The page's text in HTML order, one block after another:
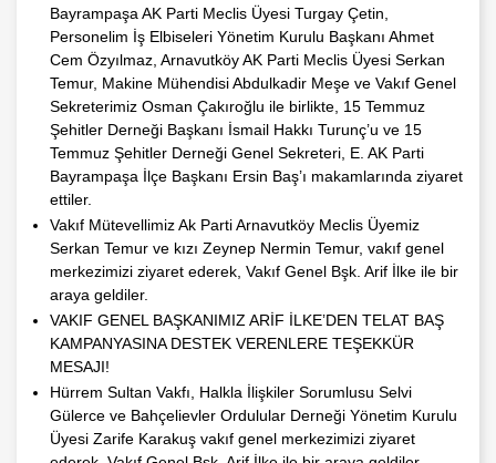
Bayrampaşa AK Parti Meclis Üyesi Turgay Çetin,
Personelim İş Elbiseleri Yönetim Kurulu Başkanı Ahmet
Cem Özyılmaz, Arnavutköy AK Parti Meclis Üyesi Serkan
Temur, Makine Mühendisi Abdulkadir Meşe ve Vakıf Genel
Sekreterimiz Osman Çakıroğlu ile birlikte, 15 Temmuz
Şehitler Derneği Başkanı İsmail Hakkı Turunç’u ve 15
Temmuz Şehitler Derneği Genel Sekreteri, E. AK Parti
Bayrampaşa İlçe Başkanı Ersin Baş’ı makamlarında ziyaret
ettiler.
Vakıf Mütevellimiz Ak Parti Arnavutköy Meclis Üyemiz
Serkan Temur ve kızı Zeynep Nermin Temur, vakıf genel
merkezimizi ziyaret ederek, Vakıf Genel Bşk. Arif İlke ile bir
araya geldiler.
VAKIF GENEL BAŞKANIMIZ ARİF İLKE’DEN TELAT BAŞ
KAMPANYASINA DESTEK VERENLERE TEŞEKKÜR
MESAJI!
Hürrem Sultan Vakfı, Halkla İlişkiler Sorumlusu Selvi
Gülerce ve Bahçelievler Ordulular Derneği Yönetim Kurulu
Üyesi Zarife Karakuş vakıf genel merkezimizi ziyaret